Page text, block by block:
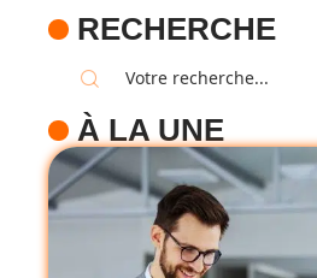
RECHERCHE
À LA UNE